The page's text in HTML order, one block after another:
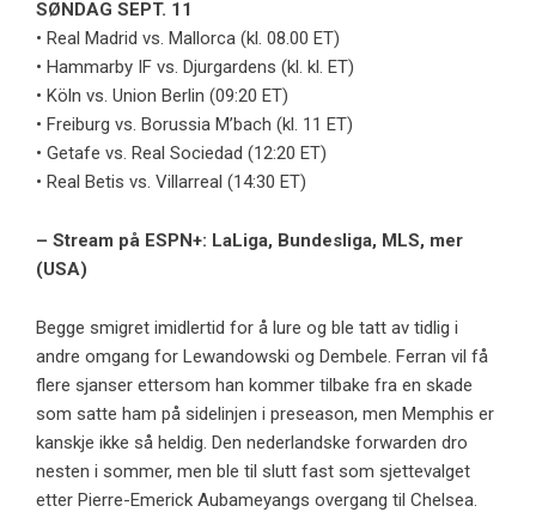
SØNDAG SEPT. 11
• Real Madrid vs. Mallorca (kl. 08.00 ET)
• Hammarby IF vs. Djurgardens (kl. kl. ET)
• Köln vs. Union Berlin (09:20 ET)
• Freiburg vs. Borussia M’bach (kl. 11 ET)
• Getafe vs. Real Sociedad (12:20 ET)
• Real Betis vs. Villarreal (14:30 ET)
– Stream på ESPN+: LaLiga, Bundesliga, MLS, mer
(USA)
Begge smigret imidlertid for å lure og ble tatt av tidlig i
andre omgang for Lewandowski og Dembele. Ferran vil få
flere sjanser ettersom han kommer tilbake fra en skade
som satte ham på sidelinjen i preseason, men Memphis er
kanskje ikke så heldig. Den nederlandske forwarden dro
nesten i sommer, men ble til slutt fast som sjettevalget
etter Pierre-Emerick Aubameyangs overgang til Chelsea.